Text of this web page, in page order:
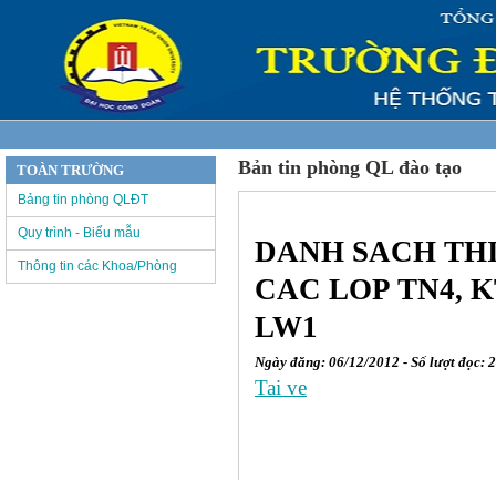
Bản tin phòng QL đào tạo
DANH SACH
CAC LOP TN4,
LW1
Ngày đăng: 06/12/2012 - Số lượt đọc:
Tai ve
TOÀN TRƯỜNG
Bảng tin phòng QLĐT
Quy trình - Biểu mẫu
Thông tin các Khoa/Phòng